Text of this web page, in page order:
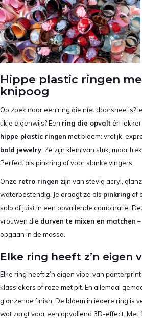
Hippe plastic ringen
knipoog
Op zoek naar een ring die níet doorsnee is?
tikje eigenwijs? Een ring die opvalt én
hippe plastic ringen met bloem: vrolijk,
bold jewelry . Ze zijn klein van stuk, maar
Perfect als pinkring of voor slanke vingers.
Onze retro ringen zijn van stevig acryl,
waterbestendig. Je draagt ze als pinkringof
solo of juist in een opvallende combinatie.
vrouwen die durven te mixen en matchen
opgaan in de massa.
Elke ring heeft z’n eigen
Elke ring heeft z’n eigen vibe: van
klassiekers of roze met pit. En allemaal
glanzende finish. De bloem in iedere ring is
wat zorgt voor een opvallend 3D-effect. Met